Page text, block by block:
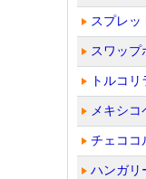
スプレッ
スワップ
トルコ
メキシコ
チェココ
ハンガリ